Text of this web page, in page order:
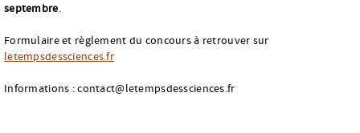
septembre.
Formulaire et règlement du concours à retrouver sur
letempsdessciences.fr
Informations : contact@letempsdessciences.fr